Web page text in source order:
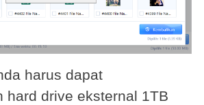
harus dapat
hard drive eksternal 1TB